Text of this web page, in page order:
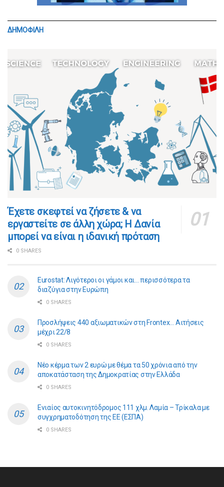
ΔΗΜΟΦΙΛΗ
​​Έχετε σκεφτεί να ζήσετε & να
εργαστείτε σε άλλη χώρα; Η Δανία
μπορεί να είναι η ιδανική πρόταση
0 SHARES
Eurostat: Λιγότεροι οι γάμοι και… περισσότερα τα
διαζύγια στην Ευρώπη
0 SHARES
Προσλήψεις 440 αξιωματικών στη Frontex… Αιτήσεις
μέχρι 22/8
0 SHARES
Νέο κέρμα των 2 ευρώ με θέμα τα 50 χρόνια από την
αποκατάσταση της Δημοκρατίας στην Ελλάδα
0 SHARES
Ενιαίος αυτοκινητόδρομος 111 χλμ. Λαμία – Τρίκαλα με
συγχρηματοδότηση της ΕE (ΕΣΠΑ)
0 SHARES